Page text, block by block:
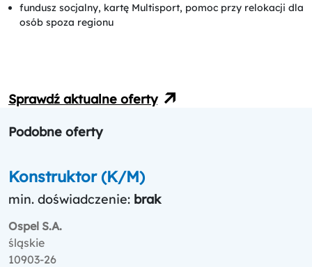
fundusz socjalny, kartę Multisport, pomoc przy relokacji dla
osób spoza regionu
Sprawdź aktualne oferty
Podobne oferty
Konstruktor (K/M)
min. doświadczenie: brak
Ospel S.A.
śląskie
10903-26